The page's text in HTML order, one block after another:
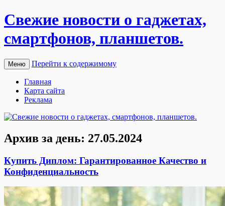
Свежие новости о гаджетах,
смартфонов, планшетов.
Меню Перейти к содержимому
Главная
Карта сайта
Реклама
Архив за день: 27.05.2024
Купить Диплом: Гарантированное Качество и
Конфиденциальность